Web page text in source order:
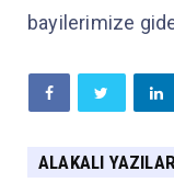
bayilerimize
ALAKALI YAZILAR